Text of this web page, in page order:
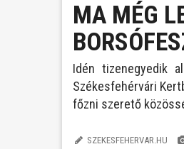
MA MÉG
Idén tizenegyedik
Székesfehérvári
főzni szerető
SZEKESFEHERVAR.HU